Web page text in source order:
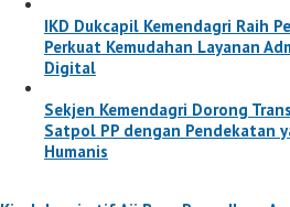
IKD Dukcapil Kemendagri Raih
Perkuat Kemudahan Layanan
Digital
Sekjen Kemendagri Dorong
Satpol PP dengan Pendekatan
Humanis